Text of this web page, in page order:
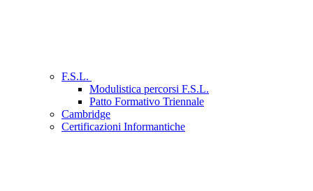
F.S.L.
Modulistica percorsi F.S.L.
Patto Formativo Triennale
Cambridge
Certificazioni Informantiche